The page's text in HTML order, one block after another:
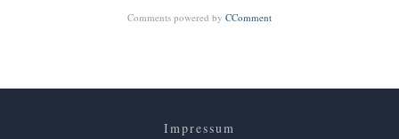
Comments powered by CComment
Impressum